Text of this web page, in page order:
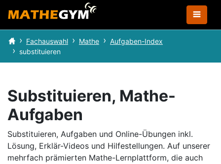
Fachauswahl Mathe
Aufgaben-Index
substituieren
Substituieren, Mathe-
Aufgaben
Substituieren, Aufgaben und Online-Übungen inkl.
Lösung, Erklär-Videos und Hilfestellungen. Auf unserer
mehrfach prämierten Mathe-Lernplattform, die auch